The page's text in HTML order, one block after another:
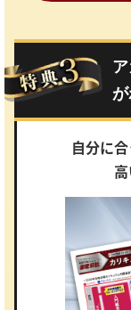
自分に